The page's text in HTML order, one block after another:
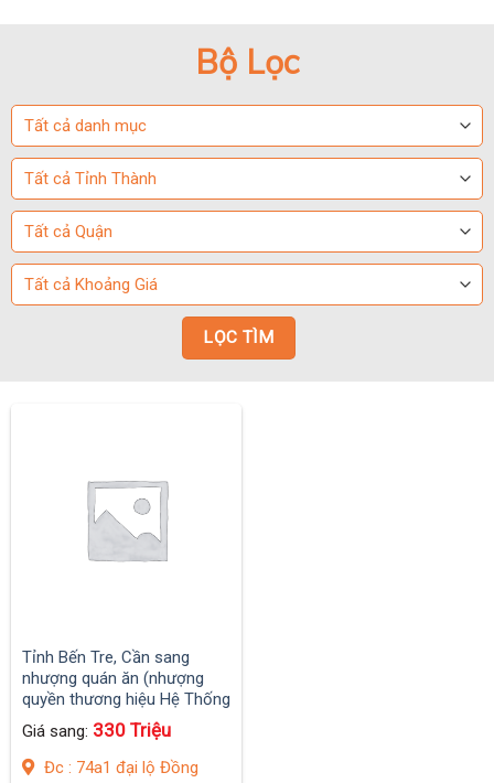
Bộ Lọc
Tỉnh Bến Tre, Cần sang
nhượng quán ăn (nhượng
quyền thương hiệu Hệ Thống
Bò City) Bò né – Mì cay
Giá sang: 330 Triệu
Đc : 74a1 đại lộ Đồng